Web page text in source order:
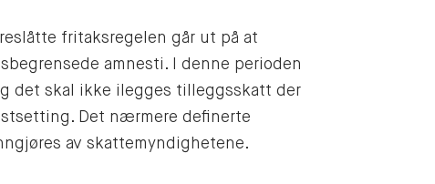
fritaksregelen går ut på at
amnesti. I denne perioden
det skal ikke ilegges tilleggsskatt der
Det nærmere definerte
av skattemyndighetene.